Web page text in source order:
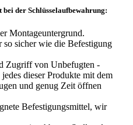
der Schlüsselaufbewahrung:
Montageuntergrund.
so sicher wie die Befestigung
Zugriff von Unbefugten -
dieser Produkte mit dem
und genug Zeit öffnen
Befestigungsmittel, wir